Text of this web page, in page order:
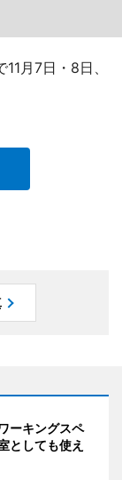
月7日・8日、
ーキングスペ
としても使え